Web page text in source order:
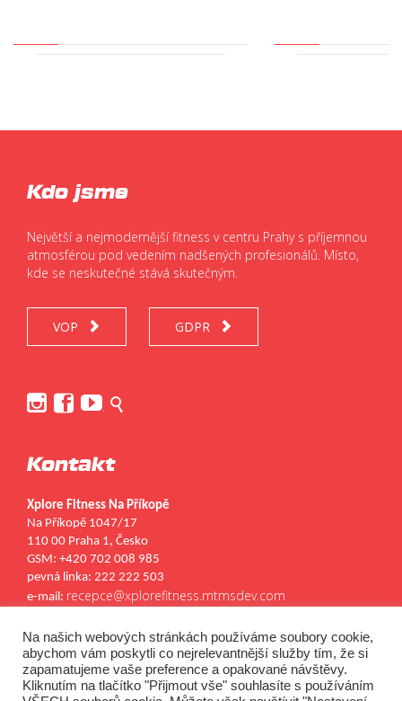
Kdo jsme
Největší a nejmodernější fitness v centru Prahy s příjemnou
atmosférou pod vedením nadšených profesionálů. Místo,
kde se neskutečné stává skutečným.
VOP  GDPR 
   
Kontakt
Xplore Fitness Na Příkopě
Na Příkopě 1047/17
110 00 Praha 1, Česko
GSM: +420 702 008 985
pevná linka: 222 222 503
e-mail: recepce@xplorefitness.mtmsdev.com
Kontakty  Kariéra 
Na našich webových stránkách používáme soubory cookie,
abychom vám poskytli co nejrelevantnější služby tím, že si
zapamatujeme vaše preference a opakované návštěvy.
Kliknutím na tlačítko "Přijmout vše" souhlasíte s používáním